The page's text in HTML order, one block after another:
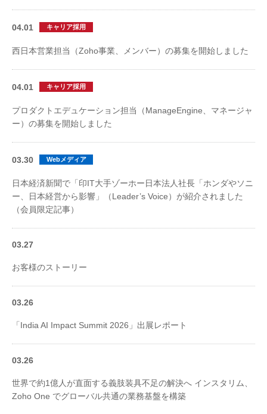
04.01 キャリア採用
西日本営業担当（Zoho事業、メンバー）の募集を開始しました
04.01 キャリア採用
プロダクトエデュケーション担当（ManageEngine、マネージャ
ー）の募集を開始しました
03.30 Webメディア
日本経済新聞で「印IT大手ゾーホー日本法人社長「ホンダやソニ
ー、日本経営から影響」（Leader’s Voice）が紹介されました
（会員限定記事）
03.27
お客様のストーリー
03.26
「India AI Impact Summit 2026」出展レポート
03.26
世界で約1億人が直面する義肢装具不足の解決へ インスタリム、
Zoho One でグローバル共通の業務基盤を構築